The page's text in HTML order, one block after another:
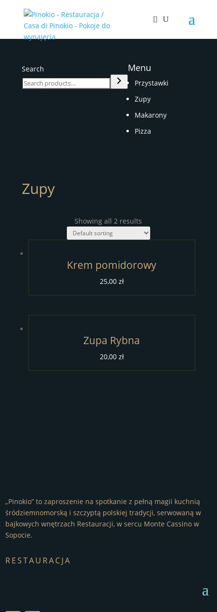
Search Menu
Przystawki
Zupy
Makarony
Pizza
Zupy
Showing all 2 results
Krem pomidorowy
25,00 zł
Zupa Rybna
20,00 zł
„Pinokio” to zaproszenie na spotkanie z pełną magii kuchnią
śródziemnomorską i szczyptą polskiej tradycji, serwowaną w
bajkowych wnętrzach Restauracji, w sercu Monte Cassino w
Sopocie.
RESTAURACJA